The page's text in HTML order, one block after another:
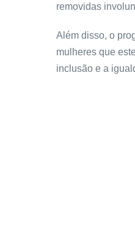
removidas
Além disso, o
mulheres que
inclusão e a